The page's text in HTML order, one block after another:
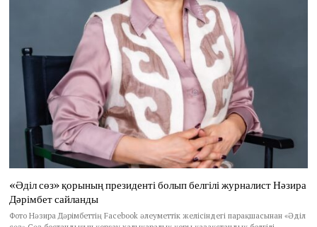
«Әділ сөз» қорының президенті болып белгілі журналист Нәзира
Дәрімбет сайланды
Фото Нәзира Дәрімбеттің Facebook әлеуметтік желісіндегі парақшасынан «Әділ